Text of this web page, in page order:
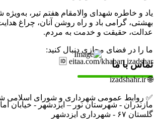
یاد و خاطره شهدای والامقام هفتم تیر، به‌ویژه
بهشتی، گرامی باد و راه روشن آنان، چراغ
عدالت، حقیقت و خدمت به مردم.
ما را در فضای مجازی دنبال کنید:
🆔 eitaa.com/khabar_izadshar
🌐 izadshahr.ir
✅ روابط عمومی شهرداری و شورای اسلامی
تماس با ما
مازندران - شهرستان نور – ایزدشهر - خیابان
گلستان ۶۷ - شهرداری ایزدشهر